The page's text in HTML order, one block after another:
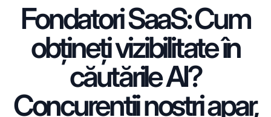
Fondatori SaaS: Cum
obțineți vizibilitate în
căutările AI?
Concurenții noștri apar,